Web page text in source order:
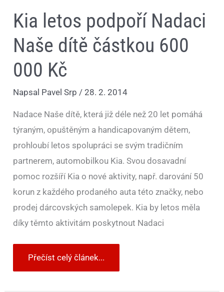
Kia letos podpoří Nadaci
Naše dítě částkou 600
000 Kč
Napsal Pavel Srp/28. 2. 2014
Nadace Naše dítě, která již déle než 20 let pomáhá
týraným, opuštěným a handicapovaným dětem,
prohloubí letos spolupráci se svým tradičním
partnerem, automobilkou Kia. Svou dosavadní
pomoc rozšíří Kia o nové aktivity, např. darování 50
korun z každého prodaného auta této značky, nebo
prodej dárcovských samolepek. Kia by letos měla
díky těmto aktivitám poskytnout Nadaci
Přečíst celý článek...